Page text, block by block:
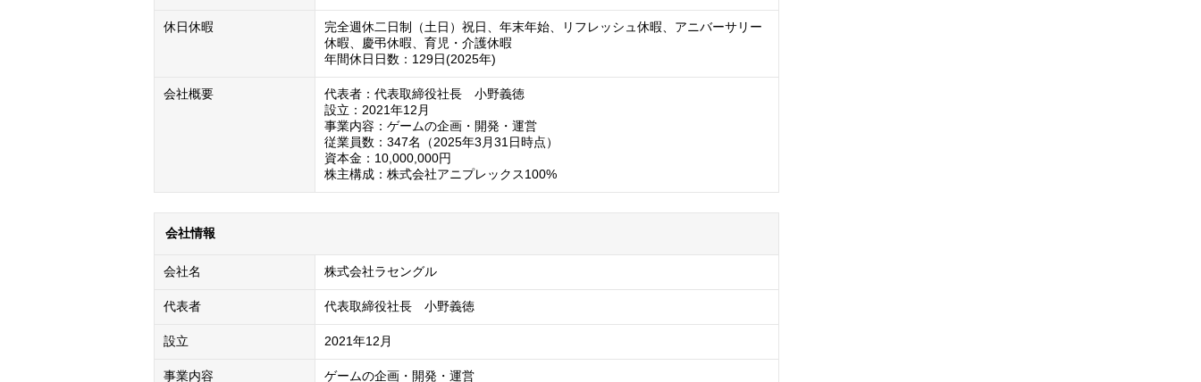
休日休暇
完全週休二日制（土日）祝日、年末年始、リフレッシュ休暇、アニバーサリー
休暇、慶弔休暇、育児・介護休暇
年間休日日数：129日(2025年)
会社概要
代表者：代表取締役社長　小野義徳
設立：2021年12月
事業内容：ゲームの企画・開発・運営
従業員数：347名（2025年3月31日時点）
資本金：10,000,000円
株主構成：株式会社アニプレックス100%
会社情報
会社名 株式会社ラセングル
代表者 代表取締役社長　小野義徳
設立 2021年12月
事業内容 ゲームの企画・開発・運営